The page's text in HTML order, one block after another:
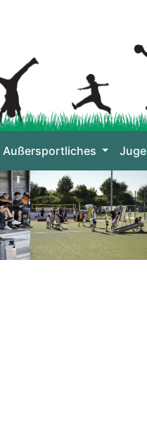
Außersportliches